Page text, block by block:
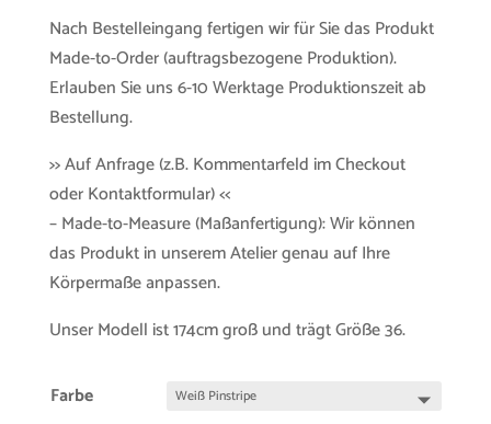
Nach Bestelleingang fertigen wir für Sie das Produkt
Made-to-Order (auftragsbezogene Produktion).
Erlauben Sie uns 6-10 Werktage Produktionszeit ab
Bestellung.
>> Auf Anfrage (z.B. Kommentarfeld im Checkout
oder Kontaktformular) <<
– Made-to-Measure (Maßanfertigung): Wir können
das Produkt in unserem Atelier genau auf Ihre
Körpermaße anpassen.
Unser Modell ist 174cm groß und trägt Größe 36.
Farbe